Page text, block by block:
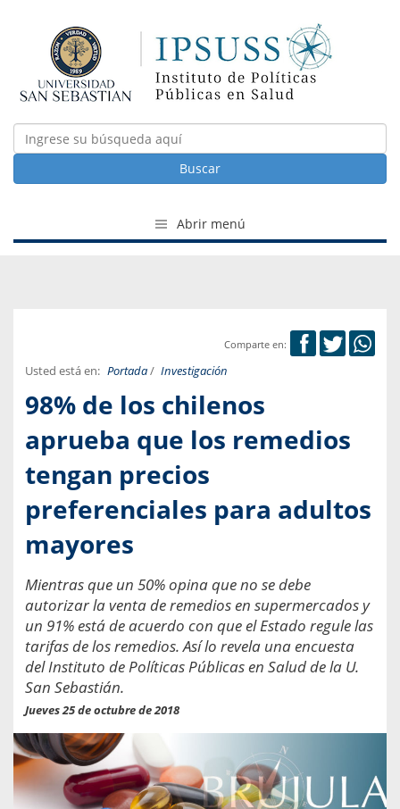
Buscar
Abrir menú
Comparte en:
Usted está en: Portada/ Investigación
98% de los chilenos
aprueba que los remedios
tengan precios
preferenciales para adultos
mayores
Mientras que un 50% opina que no se debe
autorizar la venta de remedios en supermercados y
un 91% está de acuerdo con que el Estado regule las
tarifas de los remedios. Así lo revela una encuesta
del Instituto de Políticas Públicas en Salud de la U.
San Sebastián.
Jueves 25 de octubre de 2018